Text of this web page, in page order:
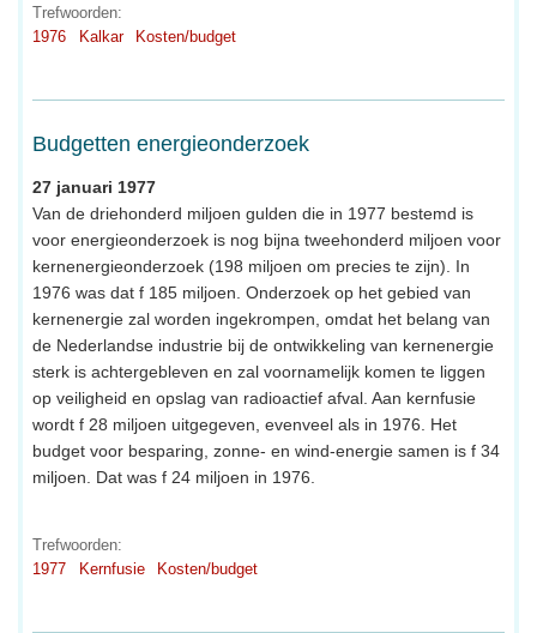
Trefwoorden:
1976
Kalkar Kosten/budget
Budgetten energieonderzoek
27 januari 1977
Van de driehonderd miljoen gulden die in 1977 bestemd is
voor energieonderzoek is nog bijna tweehonderd miljoen voor
kernenergieonderzoek (198 miljoen om precies te zijn). In
1976 was dat f 185 miljoen. Onderzoek op het gebied van
kernenergie zal worden ingekrompen, omdat het belang van
de Nederlandse industrie bij de ontwikkeling van kernenergie
sterk is achtergebleven en zal voornamelijk komen te liggen
op veiligheid en opslag van radioactief afval. Aan kernfusie
wordt f 28 miljoen uitgegeven, evenveel als in 1976. Het
budget voor besparing, zonne- en wind-energie samen is f 34
miljoen. Dat was f 24 miljoen in 1976.
Trefwoorden:
1977
Kernfusie Kosten/budget